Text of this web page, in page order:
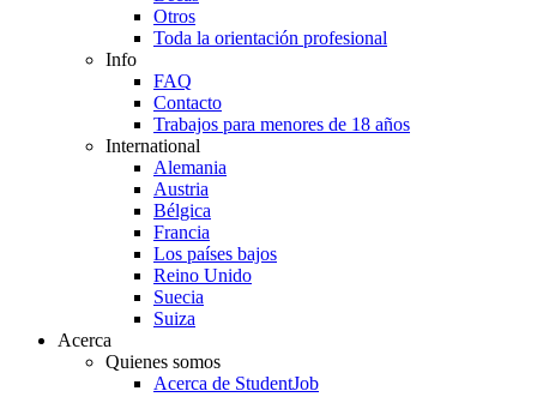
Otros
Toda la orientación profesional
Info
FAQ
Contacto
Trabajos para menores de 18 años
International
Alemania
Austria
Bélgica
Francia
Los países bajos
Reino Unido
Suecia
Suiza
Acerca
Quienes somos
Acerca de StudentJob